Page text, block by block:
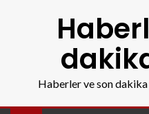
Haberler ve son